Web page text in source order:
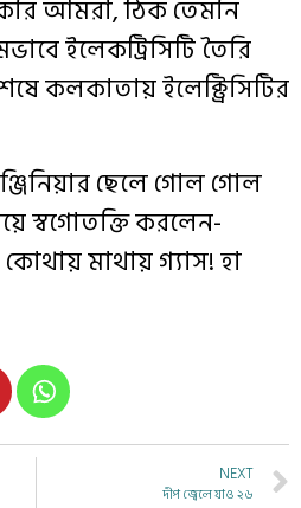
আমরা,ঠিকতেমনি
ইলেকট্রিসিটিতৈরি
কলকাতায়ইলেক্ট্রিসিটির
ছেলেগোলগোল
স্বগোতক্তিকরলেন-
কোথায়মাথায়গ্যাস!হা
NEXT
দীপ জ্বেলে যাও ২৬